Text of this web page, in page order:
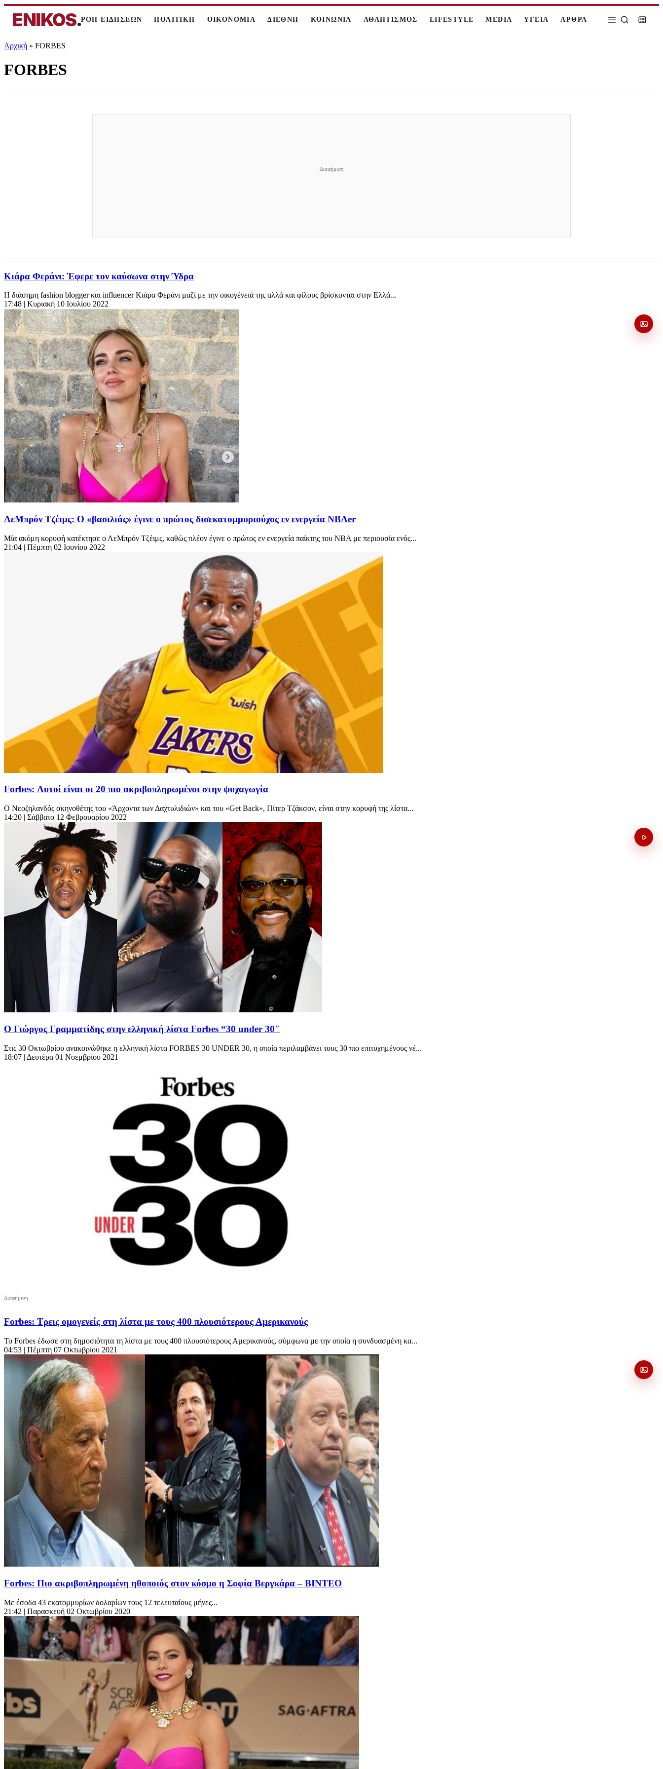
ENIKOS.ΡΟΗ ΕΙΔΗΣΕΩΝ ΠΟΛΙΤΙΚΗ ΟΙΚΟΝΟΜΙΑ ΔΙΕΘΝΗ ΚΟΙΝΩΝΙΑ ΑΘΛΗΤΙΣΜΟΣ LIFESTYLE MEDIA ΥΓΕΙΑ ΑΡΘΡΑ
Αρχική » FORBES
FORBES
Κιάρα Φεράνι: Έφερε τον καύσωνα στην Ύδρα
Η διάσημη fashion blogger και influencer Κιάρα Φεράνι μαζί με την οικογένειά της αλλά και φίλους βρίσκονται στην Ελλά...
17:48 | Κυριακή 10 Ιουλίου 2022
ΛεΜπρόν Τζέιμς: O «βασιλιάς» έγινε ο πρώτος δισεκατομμυριούχος εν ενεργεία NBAer
Μία ακόμη κορυφή κατέκτησε ο ΛεΜπρόν Τζέιμς, καθώς πλέον έγινε ο πρώτος εν ενεργεία παίκτης του ΝΒΑ με περιουσία ενός...
21:04 | Πέμπτη 02 Ιουνίου 2022
Forbes: Αυτοί είναι οι 20 πιο ακριβοπληρωμένοι στην ψυχαγωγία
Ο Νεοζηλανδός σκηνοθέτης του «Άρχοντα των Δαχτυλιδιών» και του «Get Back», Πίτερ Τζάκσον, είναι στην κορυφή της λίστα...
14:20 | Σάββατο 12 Φεβρουαρίου 2022
Ο Γιώργος Γραμματίδης στην ελληνική λίστα Forbes “30 under 30″
Στις 30 Οκτωβρίου ανακοινώθηκε η ελληνική λίστα FORBES 30 UNDER 30, η οποία περιλαμβάνει τους 30 πιο επιτυχημένους νέ...
18:07 | Δευτέρα 01 Νοεμβρίου 2021
Forbes: Τρεις ομογενείς στη λίστα με τους 400 πλουσιότερους Αμερικανούς
Το Forbes έδωσε στη δημοσιότητα τη λίστα με τους 400 πλουσιότερους Αμερικανούς, σύμφωνα με την οποία η συνδυασμένη κα...
04:53 | Πέμπτη 07 Οκτωβρίου 2021
Forbes: Πιο ακριβοπληρωμένη ηθοποιός στον κόσμο η Σοφία Βεργκάρα – ΒΙΝΤΕΟ
Με έσοδα 43 εκατομμυρίων δολαρίων τους 12 τελευταίους μήνες...
21:42 | Παρασκευή 02 Οκτωβρίου 2020